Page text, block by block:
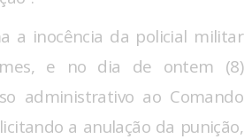
a inocência da policial militar
e no dia de ontem (8)
administrativo ao Comando
a anulação da punição,